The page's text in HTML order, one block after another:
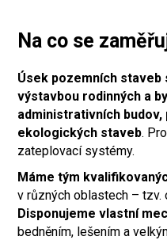
Na co se
Úsek pozemních staveb
výstavbou rodinných a
administrativních budov,
ekologických staveb.
zateplovací systémy.
Máme tým
v různých oblastech – tzv.
Disponujeme vlastní
bedněním, lešením a